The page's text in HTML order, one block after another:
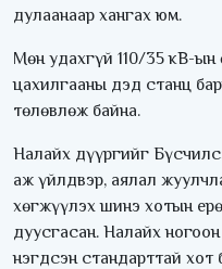
дулаанаар хангах юм.
Мөн удахгүй 110/35 кВ-ын
цахилгааны дэд станц
төлөвлөж байна.
Налайх дүүргийг
аж үйлдвэр, аялал
хөгжүүлэх шинэ хотын
дуусгасан. Налайх
нэгдсэн стандарттай